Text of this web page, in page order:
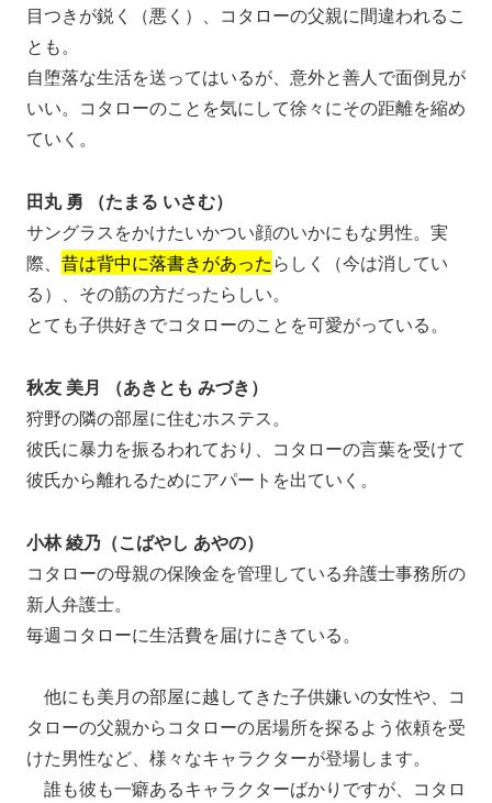
目つきが鋭く（悪く）、コタローの父親に間違われるこ
とも。
自堕落な生活を送ってはいるが、意外と善人で面倒見が
いい。コタローのことを気にして徐々にその距離を縮め
ていく。
田丸 勇 （たまる いさむ）
サングラスをかけたいかつい顔のいかにもな男性。実
際、 昔は背中に落書きがあったらしく（今は消してい
る）、その筋の方だったらしい。
とても子供好きでコタローのことを可愛がっている。
秋友 美月 （あきとも みづき）
狩野の隣の部屋に住むホステス。
彼氏に暴力を振るわれており、コタローの言葉を受けて
彼氏から離れるためにアパートを出ていく。
小林 綾乃（こばやし あやの）
コタローの母親の保険金を管理している弁護士事務所の
新人弁護士。
毎週コタローに生活費を届けにきている。
他にも美月の部屋に越してきた子供嫌いの女性や、コ
タローの父親からコタローの居場所を探るよう依頼を受
けた男性など、様々なキャラクターが登場します。
誰も彼も一癖あるキャラクターばかりですが、コタロ